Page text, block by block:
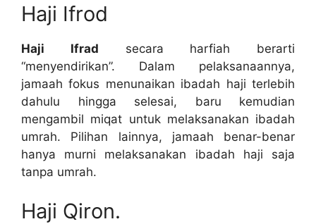
Haji Ifrod
Haji Ifrad secara harfiah berarti
“menyendirikan”. Dalam pelaksanaannya,
jamaah fokus menunaikan ibadah haji terlebih
dahulu hingga selesai, baru kemudian
mengambil miqat untuk melaksanakan ibadah
umrah. Pilihan lainnya, jamaah benar-benar
hanya murni melaksanakan ibadah haji saja
tanpa umrah.
Haji Qiron.